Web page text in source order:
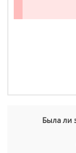
Была ли